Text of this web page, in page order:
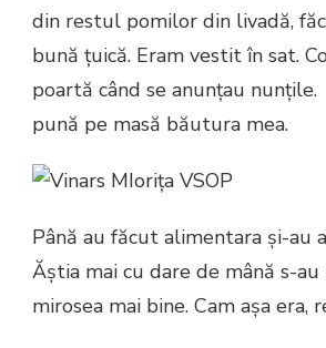
din restul pomilor din livadă,
bună țuică. Eram vestit în sat.
poartă când se anunțau
pună pe masă băutura mea.
Până au făcut alimentara și-au
Ăștia mai cu dare de mână s-
mirosea mai bine. Cam așa era,